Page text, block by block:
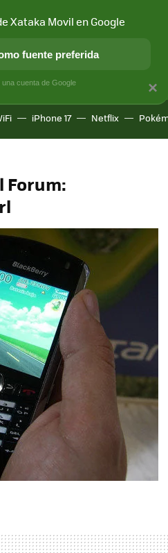
APLICACIONES
iPhone 17 Netflix
Forum:
×
Xataka Movil en Google
fuente preferida
cuenta de Google